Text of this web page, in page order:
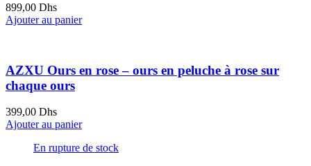
899,00 Dhs
Ajouter au panier
AZXU Ours en rose – ours en peluche à rose sur
chaque ours
399,00 Dhs
Ajouter au panier
En rupture de stock